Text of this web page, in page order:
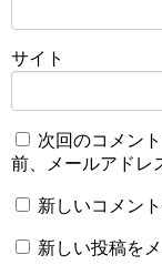
サイト
次回のコメン
前、メールアドレ
新しいコメン
新しい投稿を